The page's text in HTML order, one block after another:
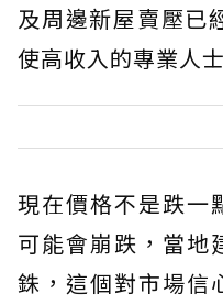
及周邊新屋賣壓已
使高收入的專業人
現在價格不是跌一
可能會崩跌，當地
銖，這個對市場信